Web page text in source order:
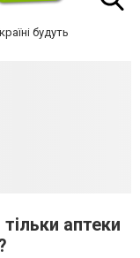
будуть
аптеки